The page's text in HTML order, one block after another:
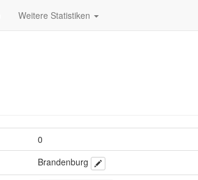
Weitere Statistiken
0
Brandenburg